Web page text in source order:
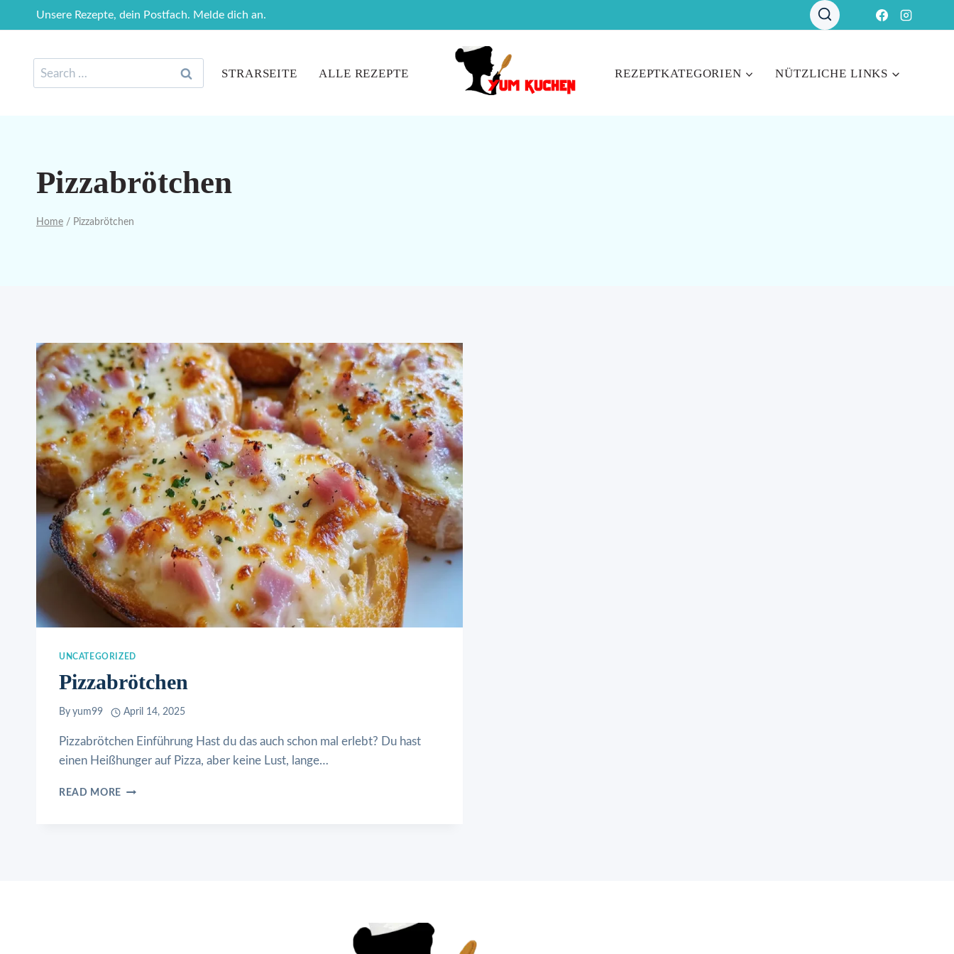
to
Unsere Rezepte, dein Postfach. Melde dich an.
Search
for:
STRARSEITE ALLE REZEPTE REZEPTKATEGORIEN NÜTZLICHE LINKS
Pizzabrötchen
Home / Pizzabrötchen
UNCATEGORIZED
Pizzabrötchen
By yum99 April 14, 2025
Pizzabrötchen Einführung Hast du das auch schon mal erlebt? Du hast
einen Heißhunger auf Pizza, aber keine Lust, lange…
READ MORE PIZZABRÖTCHEN